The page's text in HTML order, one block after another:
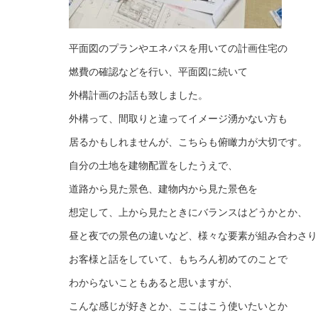
平面図のプランやエネパスを用いての計画住宅の
燃費の確認などを行い、平面図に続いて
外構計画のお話も致しました。
外構って、間取りと違ってイメージ湧かない方も
居るかもしれませんが、こちらも俯瞰力が大切です。
自分の土地を建物配置をしたうえで、
道路から見た景色、建物内から見た景色を
想定して、上から見たときにバランスはどうかとか、
昼と夜での景色の違いなど、様々な要素が組み合わさ
お客様と話をしていて、もちろん初めてのことで
わからないこともあると思いますが、
こんな感じが好きとか、ここはこう使いたいとか